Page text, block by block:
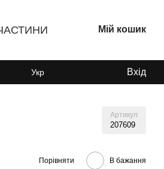
Мій кошик
Укр Вхід
Артикул
207609
Порівняти В бажання